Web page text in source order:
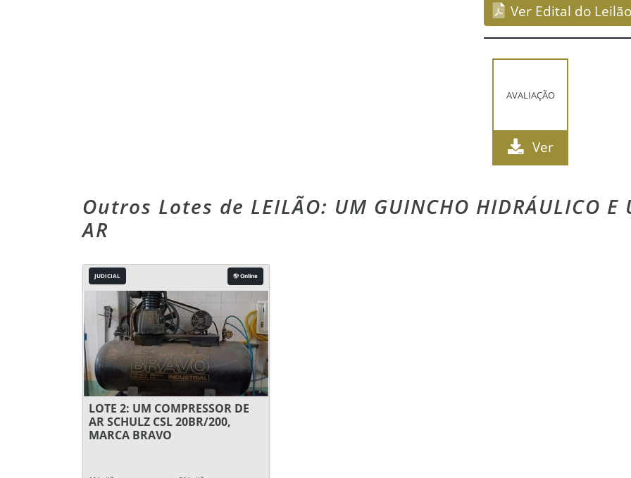
Ver Edital do Leilão
AVALIAÇÃO
Ver
Outros Lotes de LEILÃO: UM GUINCHO HIDRÁULICO E
AR
JUDICIAL Online
LOTE 2: UM COMPRESSOR DE
AR SCHULZ CSL 20BR/200,
MARCA BRAVO